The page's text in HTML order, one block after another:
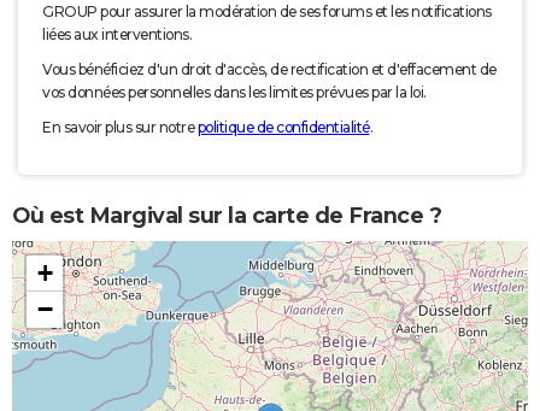
GROUP pour assurer la modération de ses forums et les notifications
liées aux interventions.
Vous bénéficiez d'un droit d'accès, de rectification et d'effacement de
vos données personnelles dans les limites prévues par la loi.
En savoir plus sur notrepolitique de confidentialité.
Où est Margival sur la carte de France ?
+
−